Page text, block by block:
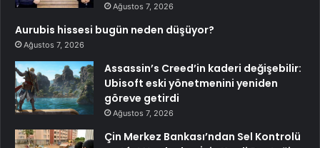
Ağustos 7, 2026
Aurubis hissesi bugün neden düşüyor?
Ağustos 7, 2026
Assassin’s Creed’in kaderi değişebilir:
Ubisoft eski yönetmenini yeniden
göreve getirdi
Ağustos 7, 2026
Çin Merkez Bankası’ndan Sel Kontrolü